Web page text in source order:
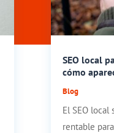
SEO local
cómo
Blog
El SEO local
rentable